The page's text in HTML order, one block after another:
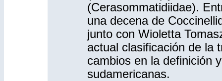
(Cerasommatidiidae).
una decena de
junto con Wioletta
actual clasificación de la
cambios en la definición
sudamericanas.